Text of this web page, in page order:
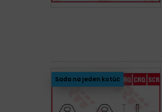
Sada na jeden kotúč